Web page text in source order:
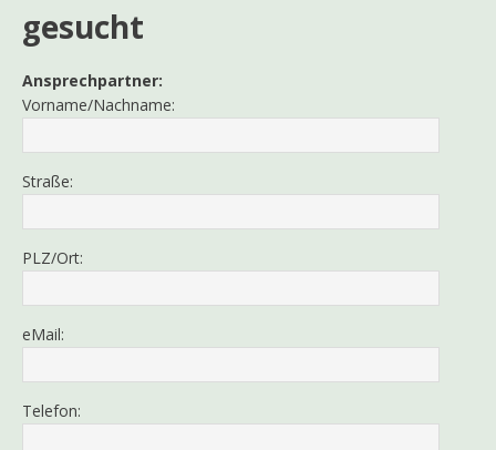
gesucht
Ansprechpartner:
Vorname/Nachname:
Straße:
PLZ/Ort:
eMail:
Telefon: